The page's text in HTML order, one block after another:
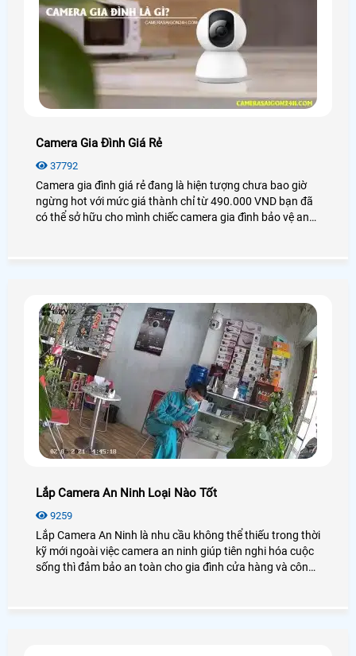
Camera Gia Đình Giá Rẻ
37792
Camera gia đình giá rẻ đang là hiện tượng chưa bao giờ
ngừng hot với mức giá thành chỉ từ 490.000 VND bạn đã
có thể sở hữu cho mình chiếc camera gia đình bảo vệ an
Lắp Camera An Ninh Loại Nào Tốt
9259
Lắp Camera An Ninh là nhu cầu không thể thiếu trong thời
kỹ mới ngoài việc camera an ninh giúp tiên nghi hóa cuộc
sống thì đảm bảo an toàn cho gia đình cửa hàng và công